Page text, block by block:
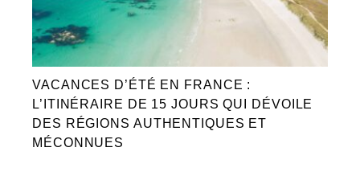
VACANCES D’ÉTÉ EN FRANCE :
L’ITINÉRAIRE DE 15 JOURS QUI DÉVOILE
DES RÉGIONS AUTHENTIQUES ET
MÉCONNUES